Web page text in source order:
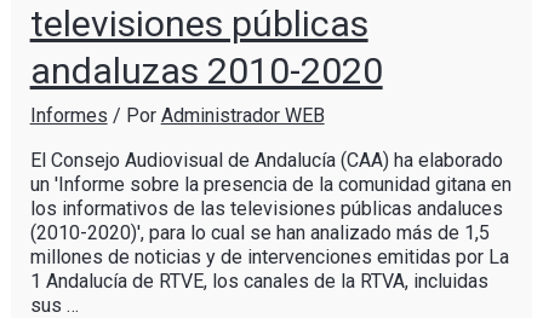
televisiones públicas
andaluzas 2010-2020
Informes / Por Administrador WEB
El Consejo Audiovisual de Andalucía (CAA) ha elaborado
un 'Informe sobre la presencia de la comunidad gitana en
los informativos de las televisiones públicas andaluces
(2010-2020)', para lo cual se han analizado más de 1,5
millones de noticias y de intervenciones emitidas por La
1 Andalucía de RTVE, los canales de la RTVA, incluidas
sus …